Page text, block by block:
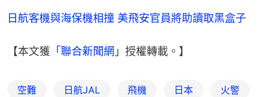
日航客機與海保機相撞 美飛安官員將助讀取黑盒子
【本文獲 「聯合新聞網」 授權轉載。】
空難 日航JAL 飛機 日本 火警